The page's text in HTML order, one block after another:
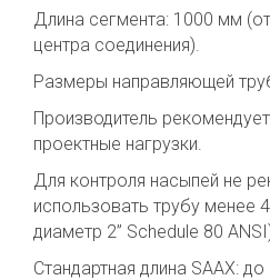
Длина сегмента: 1000 мм
центра соединения).
Размеры направляющей
Производитель
проектные нагрузки.
Для контроля насыпей не
использовать трубу менее
диаметр 2” Schedule 80
Стандартная длина SAAX: